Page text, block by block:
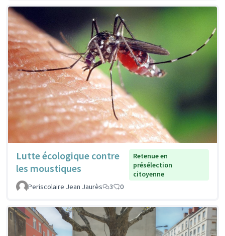
Lutte écologique contre
les moustiques
Retenue en
présélection
citoyenne
Periscolaire Jean Jaurès
3 0